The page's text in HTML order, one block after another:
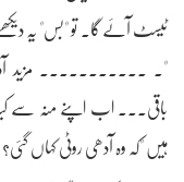
ٹیسٹ آئے گا۔ تو "بس" یہ
"۔ ۔۔۔۔۔۔۔۔۔۔۔ مزید
باقی۔۔۔ اب اپنے منہ سے
ہیں "کہ وہ آدھی روٹی کہاں گئی؟